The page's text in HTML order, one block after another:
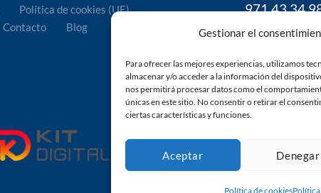
Gestionar el
Para ofrecer las mejores experiencias, utilizamos
almacenar y/o acceder a la información del
nos permitirá procesar datos como el
únicas en este sitio. No consentir o retirar el
ciertas características y funciones.
Aceptar Denegar
Política de cookies
Política de cookies (UE)
Contacto Blog
971 43